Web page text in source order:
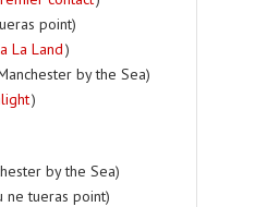
point)
La Land)
by the Sea)
)
by the Sea)
ne tueras point)